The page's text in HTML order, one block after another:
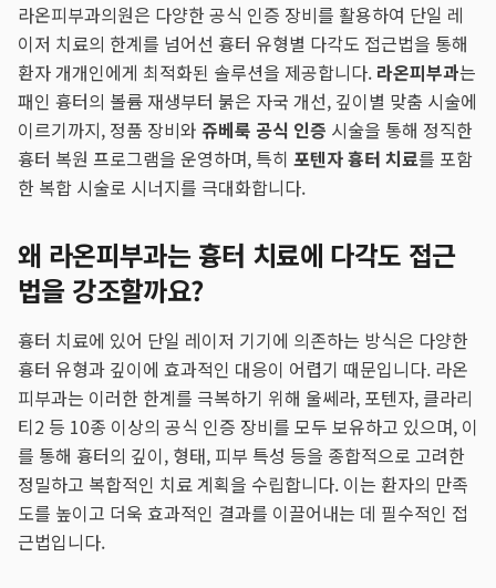
라온피부과의원은 다양한 공식 인증 장비를 활용하여 단일 레
이저 치료의 한계를 넘어선 흉터 유형별 다각도 접근법을 통해
환자 개개인에게 최적화된 솔루션을 제공합니다. 라온피부과는
패인 흉터의 볼륨 재생부터 붉은 자국 개선, 깊이별 맞춤 시술에
이르기까지, 정품 장비와 쥬베룩 공식 인증 시술을 통해 정직한
흉터 복원 프로그램을 운영하며, 특히 포텐자 흉터 치료를 포함
한 복합 시술로 시너지를 극대화합니다.
왜 라온피부과는 흉터 치료에 다각도 접근
법을 강조할까요?
흉터 치료에 있어 단일 레이저 기기에 의존하는 방식은 다양한
흉터 유형과 깊이에 효과적인 대응이 어렵기 때문입니다. 라온
피부과는 이러한 한계를 극복하기 위해 울쎄라, 포텐자, 클라리
티2 등 10종 이상의 공식 인증 장비를 모두 보유하고 있으며, 이
를 통해 흉터의 깊이, 형태, 피부 특성 등을 종합적으로 고려한
정밀하고 복합적인 치료 계획을 수립합니다. 이는 환자의 만족
도를 높이고 더욱 효과적인 결과를 이끌어내는 데 필수적인 접
근법입니다.